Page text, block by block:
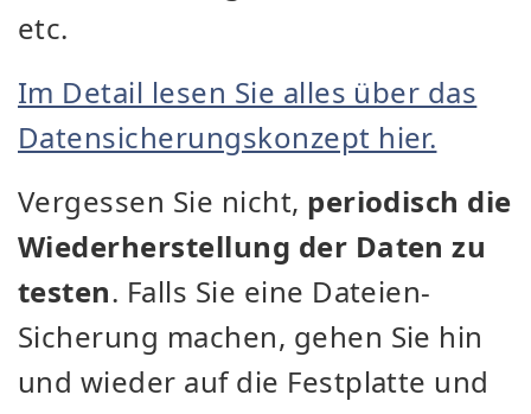
etc.
Im Detail lesen Sie alles über das
Datensicherungskonzept hier.
Vergessen Sie nicht, periodisch die
Wiederherstellung der Daten zu
testen. Falls Sie eine Dateien-
Sicherung machen, gehen Sie hin
und wieder auf die Festplatte und